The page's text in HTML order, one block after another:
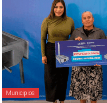
Municipios